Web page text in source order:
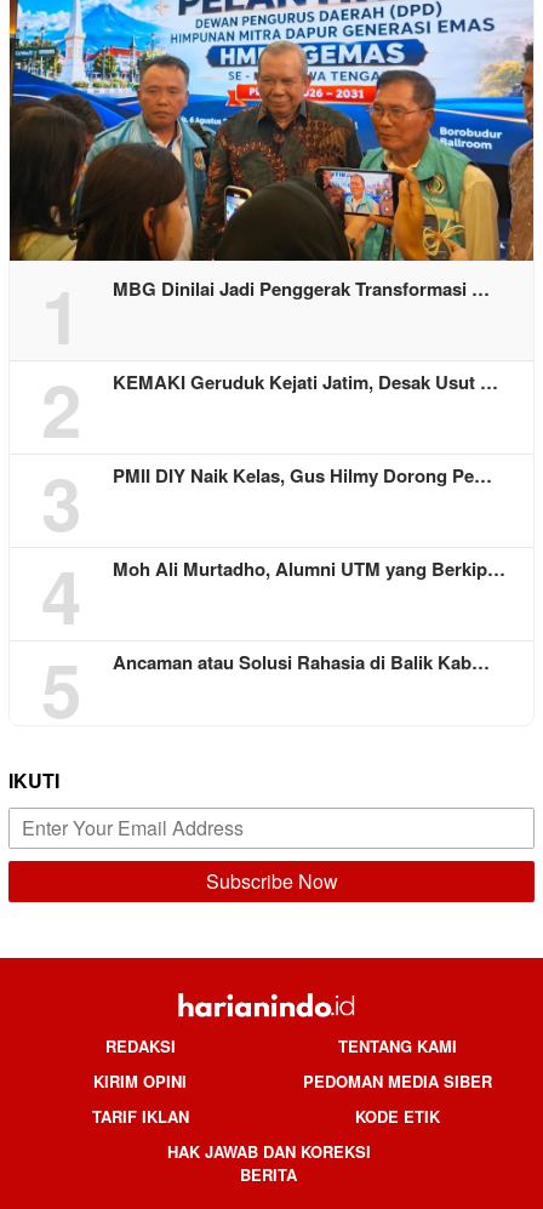
1 MBG Dinilai Jadi Penggerak Transformasi …
2 KEMAKI Geruduk Kejati Jatim, Desak Usut …
3 PMII DIY Naik Kelas, Gus Hilmy Dorong Pe…
4 Moh Ali Murtadho, Alumni UTM yang Berkip…
5 Ancaman atau Solusi Rahasia di Balik Kab…
IKUTI
REDAKSI
TENTANG KAMI
KIRIM OPINI
PEDOMAN MEDIA SIBER
TARIF IKLAN
KODE ETIK
HAK JAWAB DAN KOREKSI
BERITA